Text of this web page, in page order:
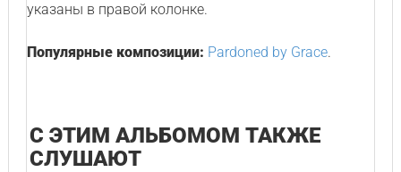
указаны в правой колонке.
Популярные композиции: Pardoned by Grace.
С ЭТИМ АЛЬБОМОМ ТАКЖЕ
СЛУШАЮТ